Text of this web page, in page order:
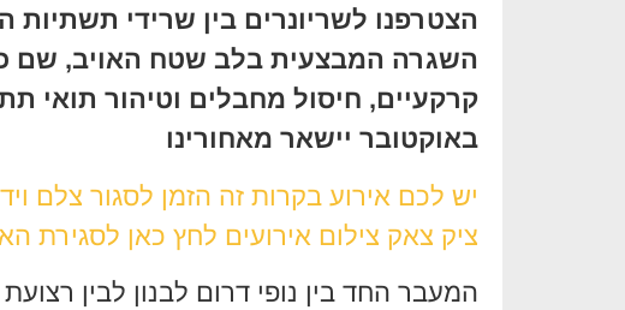
הצטרפנו לשריונרים בין שרידי תשתיות
השגרה המבצעית בלב שטח האויב, שם
באוקטובר יישאר מאחורינו
יש לכם אירוע בקרות זה הזמן לסגור צלם
ציק צאק צילום אירועים לחץ כאן לסגירת
המעבר החד בין נופי דרום לבנון לבין